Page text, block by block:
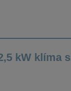
kW klíma